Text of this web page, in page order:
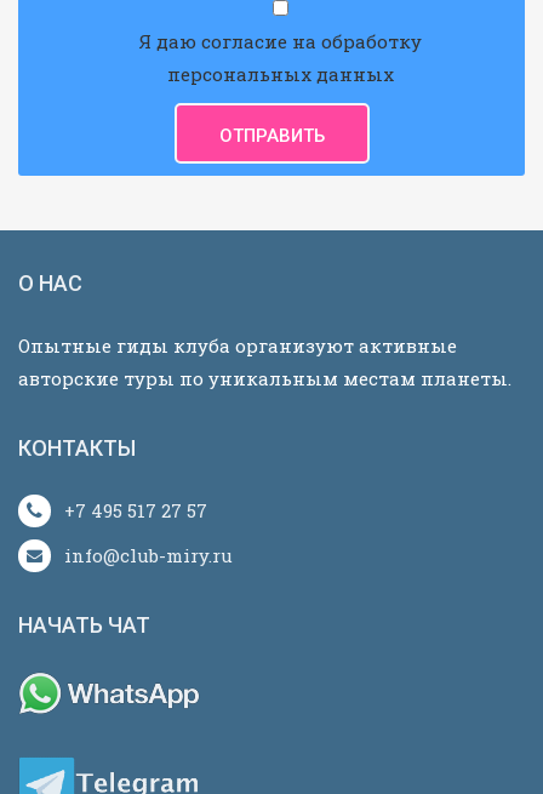
Я даю согласие на обработку
персональных данных
О НАС
Опытные гиды клуба организуют активные
авторские туры по уникальным местам планеты.
КОНТАКТЫ
+7 495 517 27 57
info@club-miry.ru
НАЧАТЬ ЧАТ